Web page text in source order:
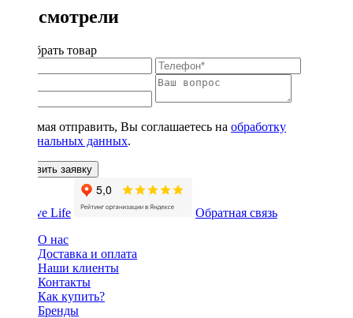
Вы смотрели
Подобрать товар
Нажимая отправить, Вы соглашаетесь на обработку
персональных данных.
Оставить заявку
Обратная связь
О нас
Доставка и оплата
Наши клиенты
Контакты
Как купить?
Бренды